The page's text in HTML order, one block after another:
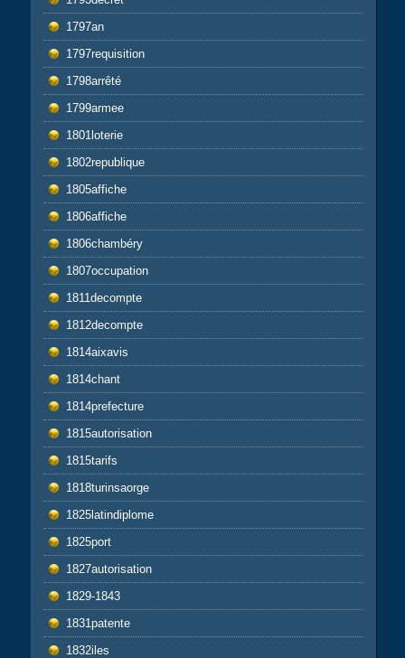
1797an
1797requisition
1798arrêté
1799armee
1801loterie
1802republique
1805affiche
1806affiche
1806chambéry
1807occupation
1811decompte
1812decompte
1814aixavis
1814chant
1814prefecture
1815autorisation
1815tarifs
1818turinsaorge
1825latindiplome
1825port
1827autorisation
1829-1843
1831patente
1832iles